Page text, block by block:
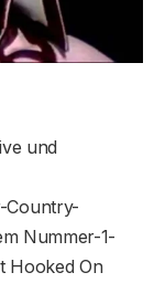
und
Country-
Nummer-1-
Hooked On